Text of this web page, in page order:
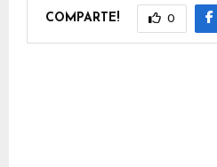
COMPARTE! 0